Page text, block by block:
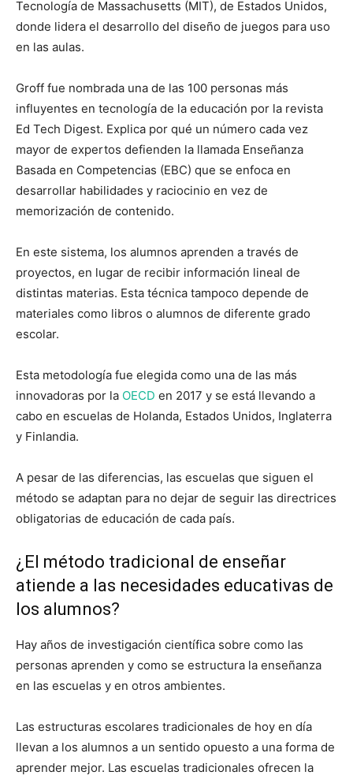
Tecnología de Massachusetts (MIT), de Estados Unidos,
donde lidera el desarrollo del diseño de juegos para uso
en las aulas.
Groff fue nombrada una de las 100 personas más
influyentes en tecnología de la educación por la revista
Ed Tech Digest. Explica por qué un número cada vez
mayor de expertos defienden la llamada Enseñanza
Basada en Competencias (EBC) que se enfoca en
desarrollar habilidades y raciocinio en vez de
memorización de contenido.
En este sistema, los alumnos aprenden a través de
proyectos, en lugar de recibir información lineal de
distintas materias. Esta técnica tampoco depende de
materiales como libros o alumnos de diferente grado
escolar.
Esta metodología fue elegida como una de las más
innovadoras por la OECD en 2017 y se está llevando a
cabo en escuelas de Holanda, Estados Unidos, Inglaterra
y Finlandia.
A pesar de las diferencias, las escuelas que siguen el
método se adaptan para no dejar de seguir las directrices
obligatorias de educación de cada país.
¿El método tradicional de enseñar
atiende a las necesidades educativas de
los alumnos?
Hay años de investigación científica sobre como las
personas aprenden y como se estructura la enseñanza
en las escuelas y en otros ambientes.
Las estructuras escolares tradicionales de hoy en día
llevan a los alumnos a un sentido opuesto a una forma de
aprender mejor. Las escuelas tradicionales ofrecen la